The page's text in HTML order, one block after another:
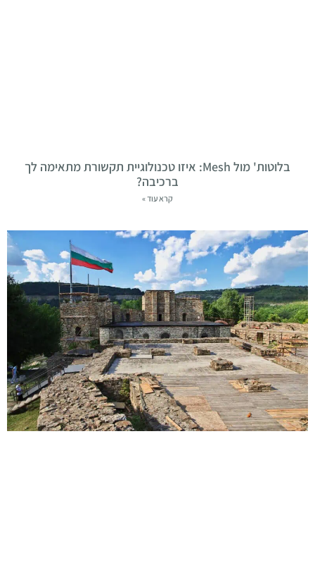
בלוטות' מול Mesh: איזו טכנולוגיית תקשורת מתאימה לך
ברכיבה?
קרא עוד »